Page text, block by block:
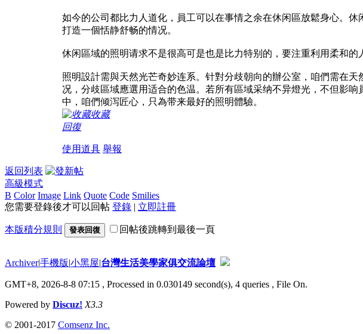
如今的公司都比力人道化，員工可以在事情之余在休闲區放鬆身心。
打造一個恬静舒畅的情况。
休闲區域的照明请求不是很高可是也是比力特别的，要注重利用柔和
照明設計需與天然光芒奇妙连系。针對分歧朝向的辦公室，咱們需在
况，分歧區域應選用适合的色温。若所有區域采纳不异燈光，不但影
中，咱們倾泻匠心，只為带来最好的照明體驗。
收藏
回復
使用道具 舉報
返回列表
高級模式
B Color Image Link Quote Code Smilies
您需要登錄後才可以回帖 登錄 | 立即註冊
本版積分規則 發表回復 回帖後跳轉到最後一頁
Archiver|手機版|小黑屋|台灣生活美學家俱交流論壇
GMT+8, 2026-8-8 07:15 , Processed in 0.030149 second(s), 4 queries , File On.
Powered by Discuz! X3.3
© 2001-2017 Comsenz Inc.